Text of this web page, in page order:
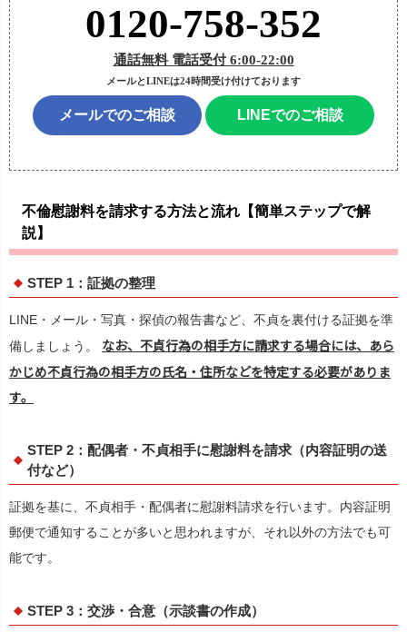
0120-758-352
通話無料 電話受付 6:00-22:00
メールとLINEは24時間受け付けております
メールでのご相談 LINEでのご相談
不倫慰謝料を請求する方法と流れ【簡単ステップで解
説】
STEP 1：証拠の整理
LINE・メール・写真・探偵の報告書など、不貞を裏付ける証拠を準
備しましょう。 なお、不貞行為の相手方に請求する場合には、あら
かじめ不貞行為の相手方の氏名・住所などを特定する必要がありま
す。
STEP 2：配偶者・不貞相手に慰謝料を請求（内容証明の送
付など）
証拠を基に、不貞相手・配偶者に慰謝料請求を行います。内容証明
郵便で通知することが多いと思われますが、それ以外の方法でも可
能です。
STEP 3：交渉・合意（示談書の作成）